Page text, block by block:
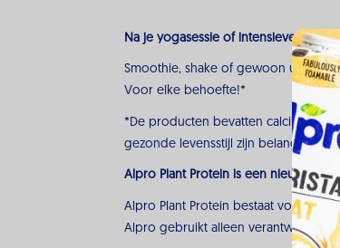
Na je yogasessie of intensieve
Smoothie, shake of gewoon uit de
Voor elke behoefte!*
*De producten bevatten calcium en
gezonde levensstijl zijn belangrijk om
Alpro Plant Protein is een nieuwe
Alpro Plant Protein bestaat
Alpro gebruikt alleen verantwoord